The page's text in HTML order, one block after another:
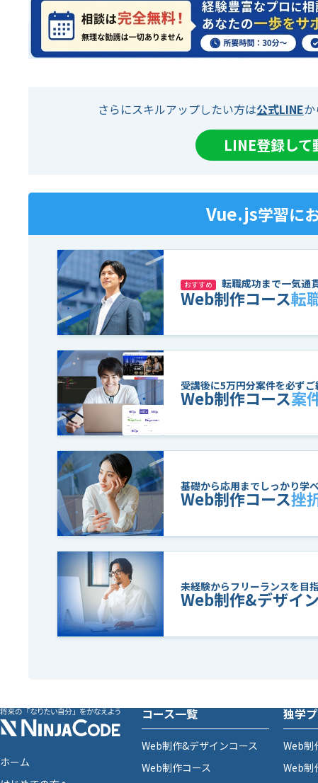
さらにスキルアップしたい方は公式LINE
LINE登録して
Vue.js学習に
おすすめ 転職成功まで一気通
Web制作コース転
受講後に5万円分案件を必ずご
Web制作コース案
基礎から応用までしっかり学
Web制作コース挫
未経験からフリーランスを目
Web制作&デザイ
ホーム
コース一覧
Web制作&デザインコース
Web制作コース
独学
Web制
Web制